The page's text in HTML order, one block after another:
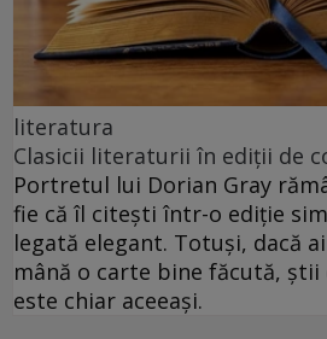
literatura
Clasicii literaturii în ediții de
Portretul lui Dorian Gray
fie că îl citești într-o ediție
legată elegant. Totuși, dacă
mână o carte bine făcută, știi
este chiar aceeași.